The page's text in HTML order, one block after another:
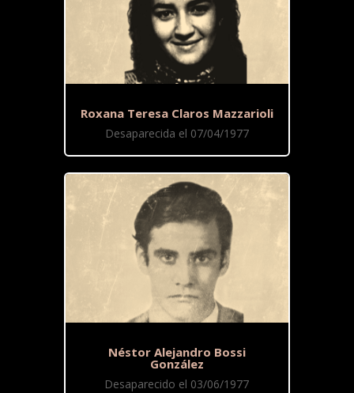
Roxana Teresa Claros Mazzarioli
Desaparecida el 07/04/1977
Néstor Alejandro Bossi
González
Desaparecido el 03/06/1977